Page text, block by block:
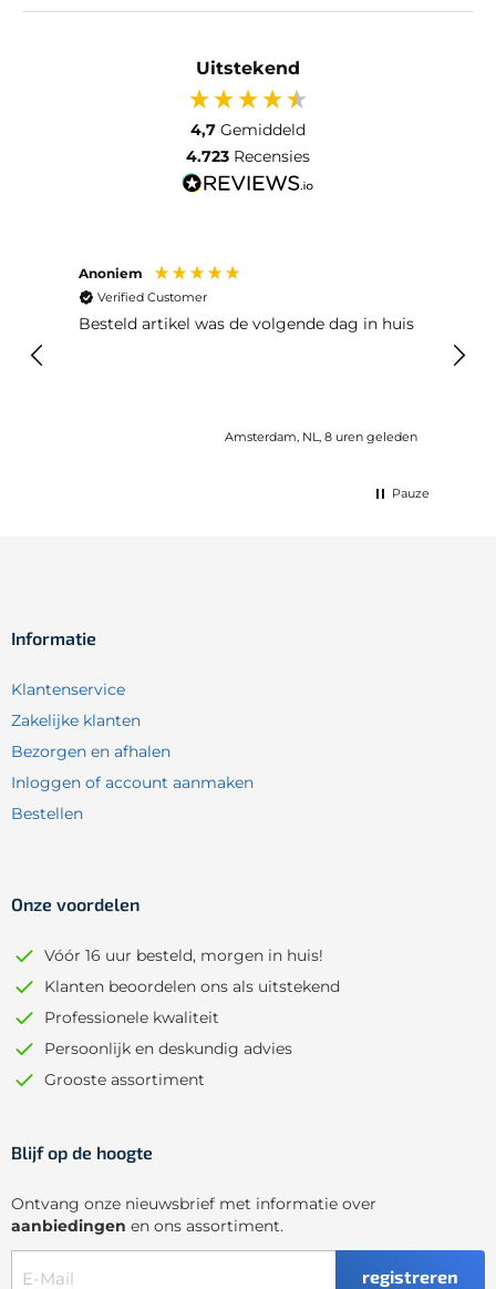
Uitstekend
4,7 Gemiddeld
4.723 Recensies
Anoniem
Verified Customer
Besteld artikel was de volgende dag in huis
Amsterdam, NL, 8 uren geleden
Pauze
Informatie
Klantenservice
Zakelijke klanten
Bezorgen en afhalen
Inloggen of account aanmaken
Bestellen
Onze voordelen
Vóór 16 uur besteld, morgen in huis!
Klanten beoordelen ons als uitstekend
Professionele kwaliteit
Persoonlijk en deskundig advies
Grooste assortiment
Blijf op de hoogte
Ontvang onze nieuwsbrief met informatie over
aanbiedingen en ons assortiment.
registreren